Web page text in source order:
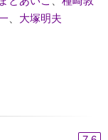
大塚明夫